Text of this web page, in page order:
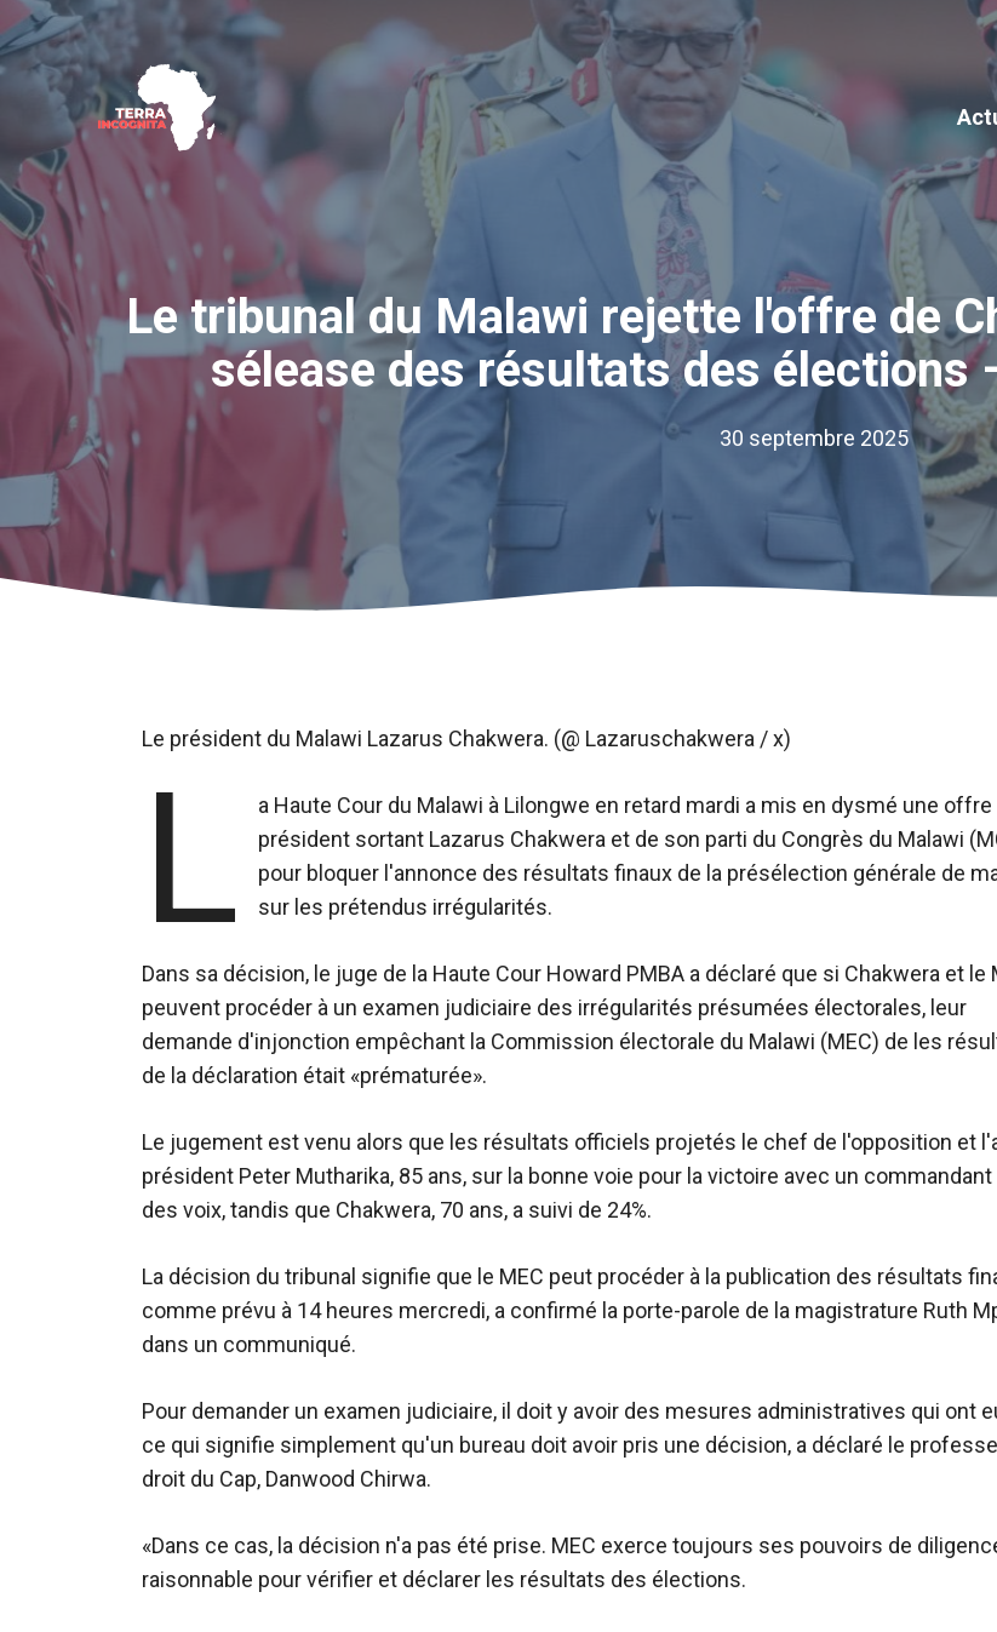
Aller
au
contenu
Le tribunal du Malawi rejette l'offre de
sélease des résultats des élections
30 septembre 2025
Le président du Malawi Lazarus Chakwera. (@ Lazaruschakwera / x)
L
a Haute Cour du Malawi à Lilongwe en retard mardi a mis en dysmé une offre
président sortant Lazarus Chakwera et de son parti du Congrès du Malawi
pour bloquer l'annonce des résultats finaux de la présélection générale de
sur les prétendus irrégularités.
Dans sa décision, le juge de la Haute Cour Howard PMBA a déclaré que si Chakwera et le
peuvent procéder à un examen judiciaire des irrégularités présumées électorales, leur
demande d'injonction empêchant la Commission électorale du Malawi (MEC) de les
de la déclaration était «prématurée».
Le jugement est venu alors que les résultats officiels projetés le chef de l'opposition et
président Peter Mutharika, 85 ans, sur la bonne voie pour la victoire avec un commandant
des voix, tandis que Chakwera, 70 ans, a suivi de 24%.
La décision du tribunal signifie que le MEC peut procéder à la publication des résultats
comme prévu à 14 heures mercredi, a confirmé la porte-parole de la magistrature Ruth
dans un communiqué.
Pour demander un examen judiciaire, il doit y avoir des mesures administratives qui ont
ce qui signifie simplement qu'un bureau doit avoir pris une décision, a déclaré le
droit du Cap, Danwood Chirwa.
«Dans ce cas, la décision n'a pas été prise. MEC exerce toujours ses pouvoirs de
raisonnable pour vérifier et déclarer les résultats des élections.